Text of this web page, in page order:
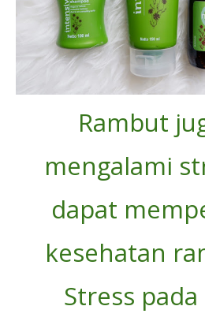
Rambut
mengalami
dapat
kesehatan
Stress